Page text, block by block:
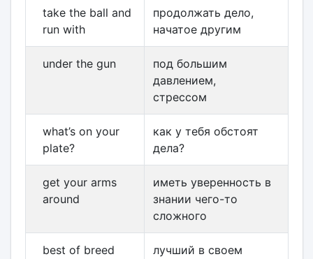
take the ball and
run with
продолжать дело,
начатое другим
under the gun
под большим
давлением,
стрессом
what’s on your
plate?
как у тебя обстоят
дела?
get your arms
around
иметь уверенность в
знании чего-то
сложного
best of breed
лучший в своем